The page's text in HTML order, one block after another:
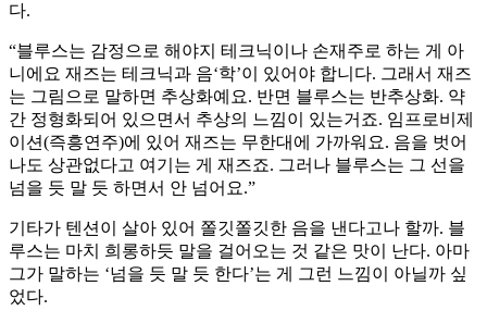
다.
“블루스는 감정으로 해야지 테크닉이나 손재주로 하는 게 아
니에요 재즈는 테크닉과 음‘학’이 있어야 합니다. 그래서 재즈
는 그림으로 말하면 추상화예요. 반면 블루스는 반추상화. 약
간 정형화되어 있으면서 추상의 느낌이 있는거죠. 임프로비제
이션(즉흥연주)에 있어 재즈는 무한대에 가까워요. 음을 벗어
나도 상관없다고 여기는 게 재즈죠. 그러나 블루스는 그 선을
넘을 듯 말 듯 하면서 안 넘어요.”
기타가 텐션이 살아 있어 쫄깃쫄깃한 음을 낸다고나 할까. 블
루스는 마치 희롱하듯 말을 걸어오는 것 같은 맛이 난다. 아마
그가 말하는 ‘넘을 듯 말 듯 한다’는 게 그런 느낌이 아닐까 싶
었다.